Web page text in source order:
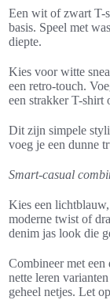
Een wit of zwart T-
basis. Speel met
diepte.
Kies voor witte
een retro-touch.
een strakker T-shirt
Dit zijn simpele
voeg je een dunne
Smart-casual
Kies een
moderne twist of
denim jas look die
Combineer met
nette leren
geheel netjes. Let